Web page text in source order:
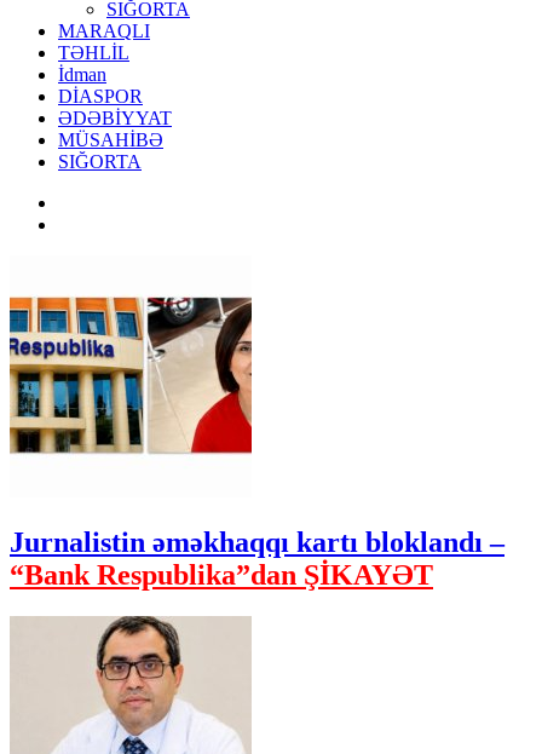
SIĞORTA
MARAQLI
TƏHLİL
İdman
DİASPOR
ƏDƏBİYYAT
MÜSAHİBƏ
SIĞORTA
Jurnalistin əməkhaqqı kartı bloklandı –
“Bank Respublika”dan ŞİKAYƏT